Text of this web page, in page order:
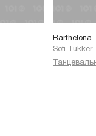
Barthelona
Sofi Tukker